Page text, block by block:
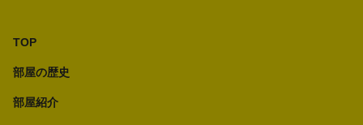
TOP
部屋の歴史
部屋紹介